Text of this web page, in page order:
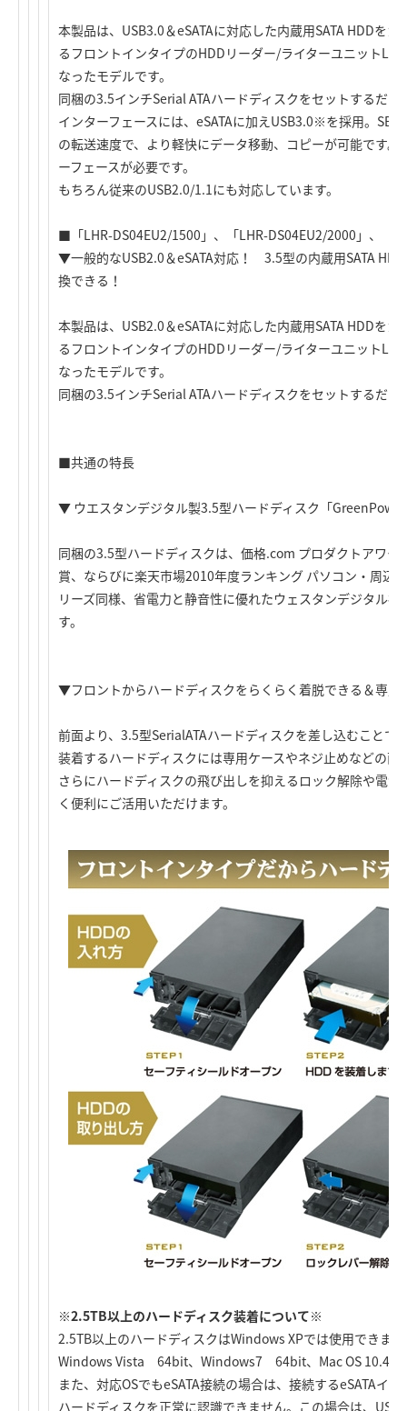
本製品は、USB3.0＆eSATAに対応した内蔵用SATA HDDを
るフロントインタイプのHDDリーダー/ライターユニット
なったモデルです。
同梱の3.5インチSerial ATAハードディスクをセットするだ
インターフェースには、eSATAに加えUSB3.0※を採用。
の転送速度で、より軽快にデータ移動、コピーが可能です
ーフェースが必要です。
もちろん従来のUSB2.0/1.1にも対応しています。
■「LHR-DS04EU2/1500」、「LHR-DS04EU2/2000」、「
▼一般的なUSB2.0＆eSATA対応！ 3.5型の内蔵用SATA
換できる！
本製品は、USB2.0＆eSATAに対応した内蔵用SATA HDDを
るフロントインタイプのHDDリーダー/ライターユニット
なったモデルです。
同梱の3.5インチSerial ATAハードディスクをセットするだ
■共通の特長
▼ ウエスタンデジタル製3.5型ハードディスク「
同梱の3.5型ハードディスクは、価格.com プロダクトアワー
賞、ならびに楽天市場2010年度ランキング パソコン・周辺
リーズ同様、省電力と静音性に優れたウェスタンデジタル
す。
▼フロントからハードディスクをらくらく着脱できる＆専用
前面より、3.5型SerialATAハードディスクを差し込むことで
装着するハードディスクには専用ケースやネジ止めなどの面
さらにハードディスクの飛び出しを抑えるロック解除や電
く便利にご活用いただけます。
※2.5TB以上のハードディスク装着について※
2.5TB以上のハードディスクはWindows XPでは使用できま
Windows Vista 64bit、Windows7 64bit、Mac OS 10.4以
また、対応OSでもeSATA接続の場合は、接続するeSATAイ
ハードディスクを正常に認識できません。この場合は、USB